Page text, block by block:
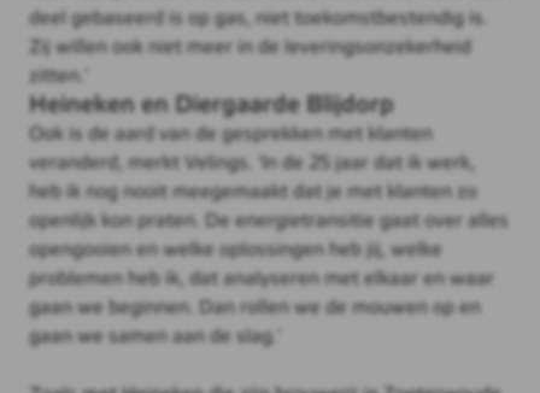
deel gebaseerd is op gas, niet toekomstbestendig is.
Zij willen ook niet meer in de leveringsonzekerheid
zitten.'
Heineken en Diergaarde Blijdorp
Ook is de aard van de gesprekken met klanten
veranderd, merkt Velings. 'In de 25 jaar dat ik werk,
heb ik nog nooit meegemaakt dat je met klanten zo
openlijk kon praten. De energietransitie gaat over alles
opengooien en welke oplossingen heb jij, welke
problemen heb ik, dat analyseren met elkaar en waar
gaan we beginnen. Dan rollen we de mouwen op en
gaan we samen aan de slag.'